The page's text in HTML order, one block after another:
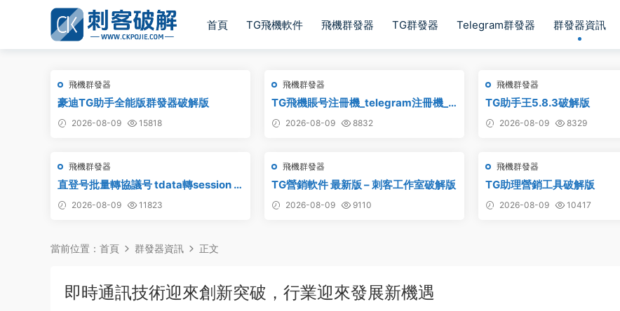
首頁 TG飛機軟件 飛機群發器 TG群發器 Telegram群發器 群發器資訊
飛機群發器
豪迪TG助手全能版群發器破解版
2026-08-09 15818
飛機群發器
TG飛機賬号注冊機_telegram注冊機_
電報飛機号注冊機破解版
2026-08-09 8832
飛機群發器
TG助手王5.8.3破解版
2026-08-09 8329
飛機群發器
直登号批量轉協議号 tdata轉session –
附破解工具
2026-08-09 11823
飛機群發器
TG營銷軟件 最新版 – 刺客工作室破解版
2026-08-09 9110
飛機群發器
TG助理營銷工具破解版
2026-08-09 10417
當前位置： 首頁 群發器資訊 正文
即時通訊技術迎來創新突破，行業迎來發展新機遇